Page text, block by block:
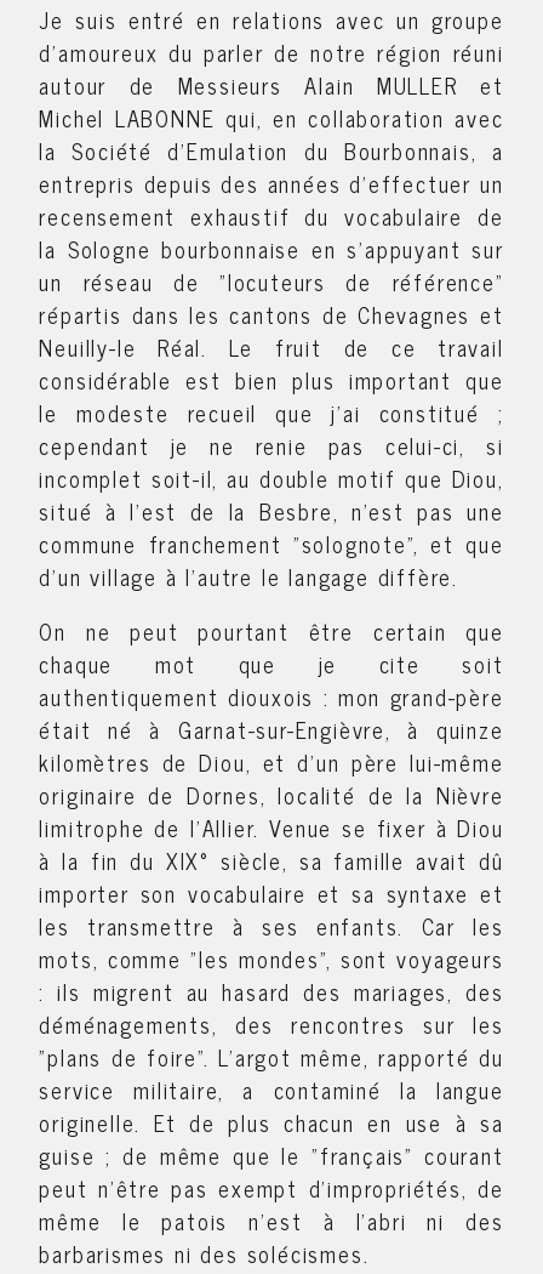
Je suis entré en relations avec un groupe
d'amoureux du parler de notre région réuni
autour de Messieurs Alain MULLER et
Michel LABONNE qui, en collaboration avec
la Société d'Emulation du Bourbonnais, a
entrepris depuis des années d'effectuer un
recensement exhaustif du vocabulaire de
la Sologne bourbonnaise en s'appuyant sur
un réseau de "locuteurs de référence"
répartis dans les cantons de Chevagnes et
Neuilly-le Réal. Le fruit de ce travail
considérable est bien plus important que
le modeste recueil que j'ai constitué ;
cependant je ne renie pas celui-ci, si
incomplet soit-il, au double motif que Diou,
situé à l'est de la Besbre, n'est pas une
commune franchement "solognote", et que
d'un village à l'autre le langage diffère.
On ne peut pourtant être certain que
chaque mot que je cite soit
authentiquement diouxois : mon grand-père
était né à Garnat-sur-Engièvre, à quinze
kilomètres de Diou, et d'un père lui-même
originaire de Dornes, localité de la Nièvre
limitrophe de l’Allier. Venue se fixer à Diou
à la fin du XIX° siècle, sa famille avait dû
importer son vocabulaire et sa syntaxe et
les transmettre à ses enfants. Car les
mots, comme "les mondes", sont voyageurs
: ils migrent au hasard des mariages, des
déménagements, des rencontres sur les
"plans de foire". L'argot même, rapporté du
service militaire, a contaminé la langue
originelle. Et de plus chacun en use à sa
guise ; de même que le "français" courant
peut n'être pas exempt d'impropriétés, de
même le patois n'est à l'abri ni des
barbarismes ni des solécismes.